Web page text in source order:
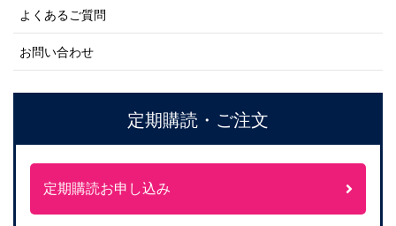
よくあるご質問
お問い合わせ
定期購読・ご注文
定期購読お申し込み